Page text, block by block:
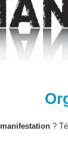
manifestation ?